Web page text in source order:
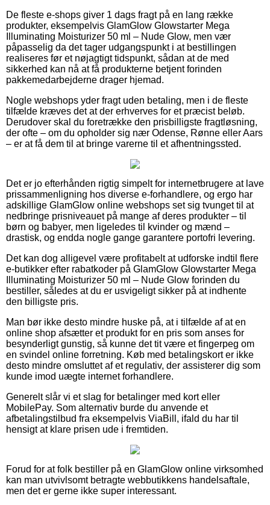
De fleste e-shops giver 1 dags fragt på en lang række
produkter, eksempelvis GlamGlow Glowstarter Mega
Illuminating Moisturizer 50 ml – Nude Glow, men vær
påpasselig da det tager udgangspunkt i at bestillingen
realiseres før et nøjagtigt tidspunkt, sådan at de med
sikkerhed kan nå at få produkterne betjent forinden
pakkemedarbejderne drager hjemad.
Nogle webshops yder fragt uden betaling, men i de fleste
tilfælde kræves det at der erhverves for et præcist beløb.
Derudover skal du foretrække den prisbilligste fragtløsning,
der ofte – om du opholder sig nær Odense, Rønne eller Aars
– er at få dem til at bringe varerne til et afhentningssted.
Det er jo efterhånden rigtig simpelt for internetbrugere at lave
prissammenligning hos diverse e-forhandlere, og ergo har
adskillige GlamGlow online webshops set sig tvunget til at
nedbringe prisniveauet på mange af deres produkter – til
børn og babyer, men ligeledes til kvinder og mænd –
drastisk, og endda nogle gange garantere portofri levering.
Det kan dog alligevel være profitabelt at udforske indtil flere
e-butikker efter rabatkoder på GlamGlow Glowstarter Mega
Illuminating Moisturizer 50 ml – Nude Glow forinden du
bestiller, således at du er usvigeligt sikker på at indhente
den billigste pris.
Man bør ikke desto mindre huske på, at i tilfælde af at en
online shop afsætter et produkt for en pris som anses for
besynderligt gunstig, så kunne det tit være et fingerpeg om
en svindel online forretning. Køb med betalingskort er ikke
desto mindre omsluttet af et regulativ, der assisterer dig som
kunde imod uægte internet forhandlere.
Generelt slår vi et slag for betalinger med kort eller
MobilePay. Som alternativ burde du anvende et
afbetalingstilbud fra eksempelvis ViaBill, ifald du har til
hensigt at klare prisen ude i fremtiden.
Forud for at folk bestiller på en GlamGlow online virksomhed
kan man utvivlsomt betragte webbutikkens handelsaftale,
men det er gerne ikke super interessant.